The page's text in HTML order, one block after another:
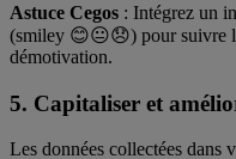
Astuce Cegos : Intégrez un
(smiley 😊😐😞) pour suivre
démotivation.
5. Capitaliser et
Les données collectées dans